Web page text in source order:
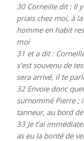
30Corneille dit : Il
priais chez moi, à
homme en habit
moi
31 et a dit :
s’est souvenu de
sera arrivé, il te
32Envoie donc
surnommé Pierre ;
tanneur, au bord
33Je t’ai
as eu la bonté de